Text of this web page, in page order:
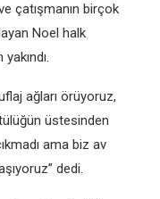
çatışmanın birçok
Noel halk
ağları örüyoruz,
üstesinden
ama biz av
dedi.